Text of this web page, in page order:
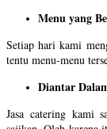
Menu yang
Setiap hari kami
tentu menu-menu
Diantar
Jasa catering kami